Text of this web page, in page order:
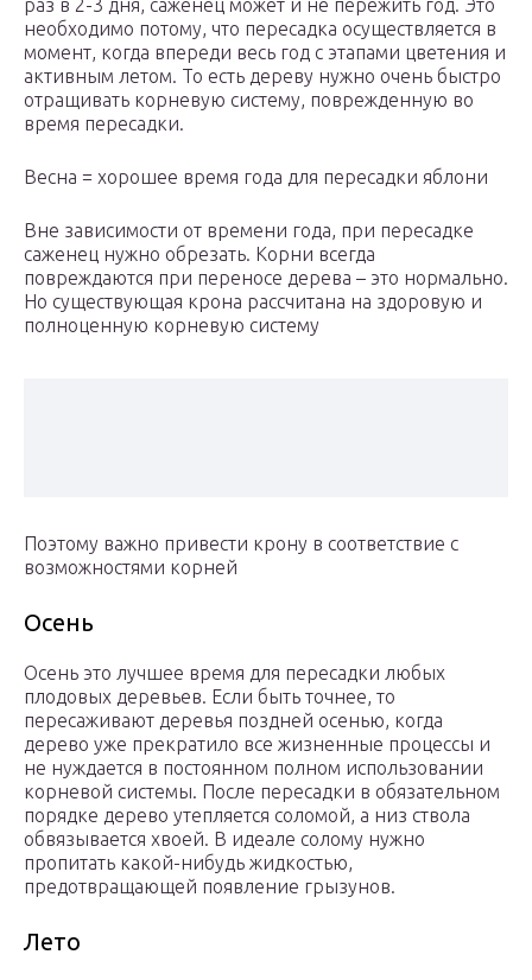
раз в 2-3 дня, саженец может и не пережить год. Это
необходимо потому, что пересадка осуществляется в
момент, когда впереди весь год с этапами цветения и
активным летом. То есть дереву нужно очень быстро
отращивать корневую систему, поврежденную во
время пересадки.
Весна = хорошее время года для пересадки яблони
Вне зависимости от времени года, при пересадке
саженец нужно обрезать. Корни всегда
повреждаются при переносе дерева – это нормально.
Но существующая крона рассчитана на здоровую и
полноценную корневую систему
Поэтому важно привести крону в соответствие с
возможностями корней
Осень
Осень это лучшее время для пересадки любых
плодовых деревьев. Если быть точнее, то
пересаживают деревья поздней осенью, когда
дерево уже прекратило все жизненные процессы и
не нуждается в постоянном полном использовании
корневой системы. После пересадки в обязательном
порядке дерево утепляется соломой, а низ ствола
обвязывается хвоей. В идеале солому нужно
пропитать какой-нибудь жидкостью,
предотвращающей появление грызунов.
Лето